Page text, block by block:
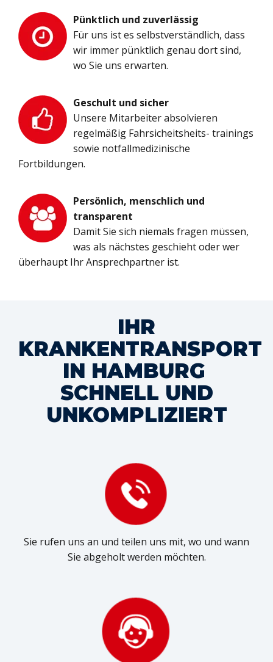
Pünktlich und zuverlässig
Für uns ist es selbstverständlich, dass
wir immer pünktlich genau dort sind,
wo Sie uns erwarten.
Geschult und sicher
Unsere Mitarbeiter absolvieren
regelmäßig Fahrsicheitsheits- trainings
sowie notfallmedizinische
Fortbildungen.
Persönlich, menschlich und
transparent
Damit Sie sich niemals fragen müssen,
was als nächstes geschieht oder wer
überhaupt Ihr Ansprechpartner ist.
IHR
KRANKENTRANSPORT
IN HAMBURG
SCHNELL UND
UNKOMPLIZIERT
Sie rufen uns an und teilen uns mit, wo und wann
Sie abgeholt werden möchten.